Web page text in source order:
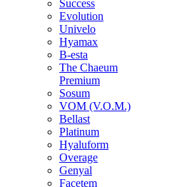
Success
Evolution
Univelo
Hyamax
B-esta
The Chaeum
Premium
Sosum
VOM (V.O.M.)
Bellast
Platinum
Hyaluform
Overage
Genyal
Facetem